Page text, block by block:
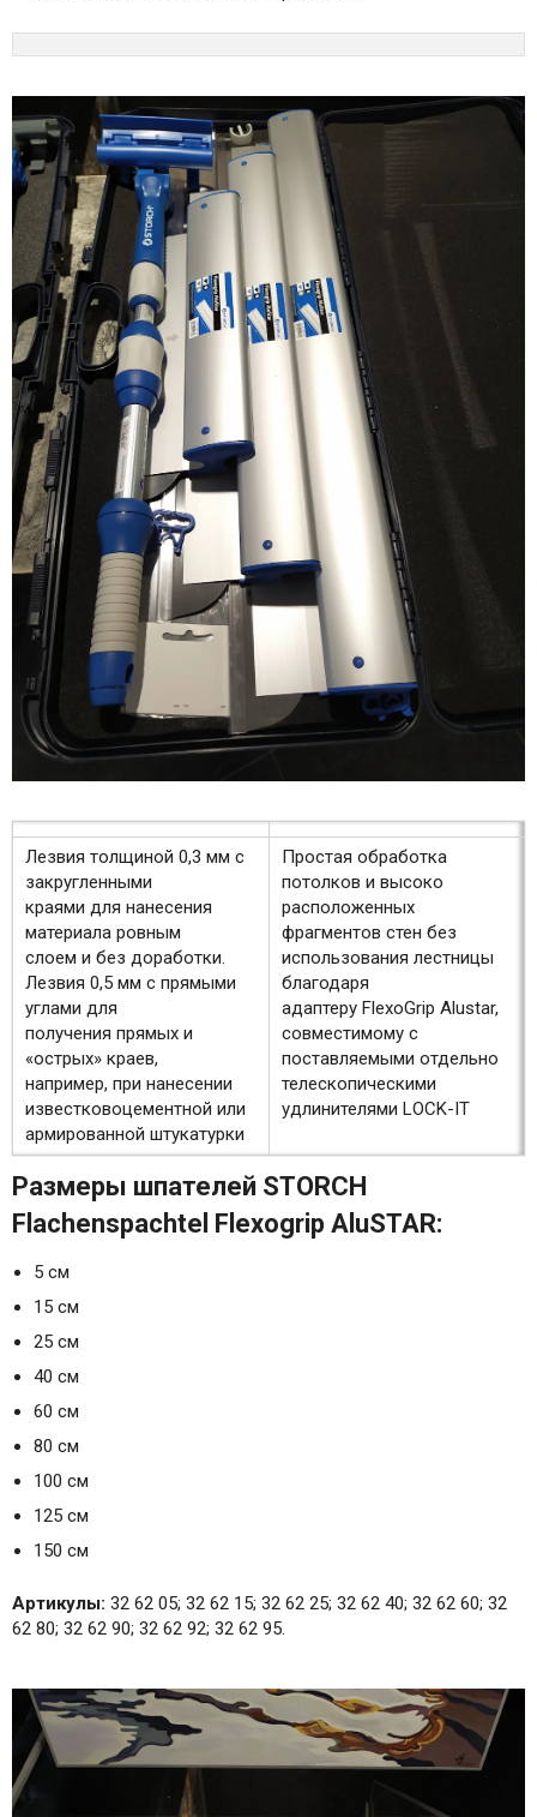
Лезвия толщиной 0,3 мм с
закругленными
краями для нанесения
материала ровным
слоем и без доработки.
Лезвия 0,5 мм с прямыми
углами для
получения прямых и
«острых» краев,
например, при нанесении
известковоцементной или
армированной штукатурки
Простая обработка
потолков и высоко
расположенных
фрагментов стен без
использования лестницы
благодаря
адаптеру FlexoGrip Alustar,
совместимому с
поставляемыми отдельно
телескопическими
удлинителями LOCK-IT
Размеры шпателей STORCH
Flachenspachtel Flexogrip AluSTAR:
5 см
15 см
25 см
40 см
60 см
80 см
100 см
125 см
150 см
Артикулы: 32 62 05; 32 62 15; 32 62 25; 32 62 40; 32 62 60; 32
62 80; 32 62 90; 32 62 92; 32 62 95.